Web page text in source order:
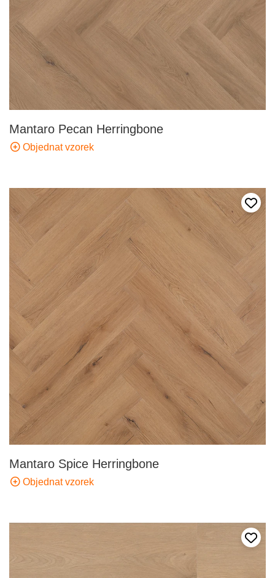
Mantaro Pecan Herringbone
Objednat vzorek
Mantaro Spice Herringbone
Objednat vzorek